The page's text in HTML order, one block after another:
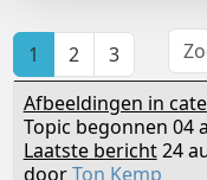
1 2
3
Afbeeldingen in
Topic begonnen 04
Laatste bericht24
doorTon Kemp